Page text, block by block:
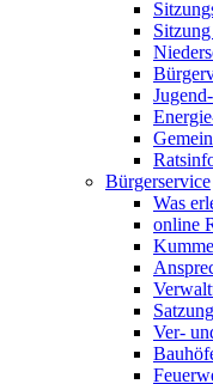
Bürgerservice
Was
online
Ver-